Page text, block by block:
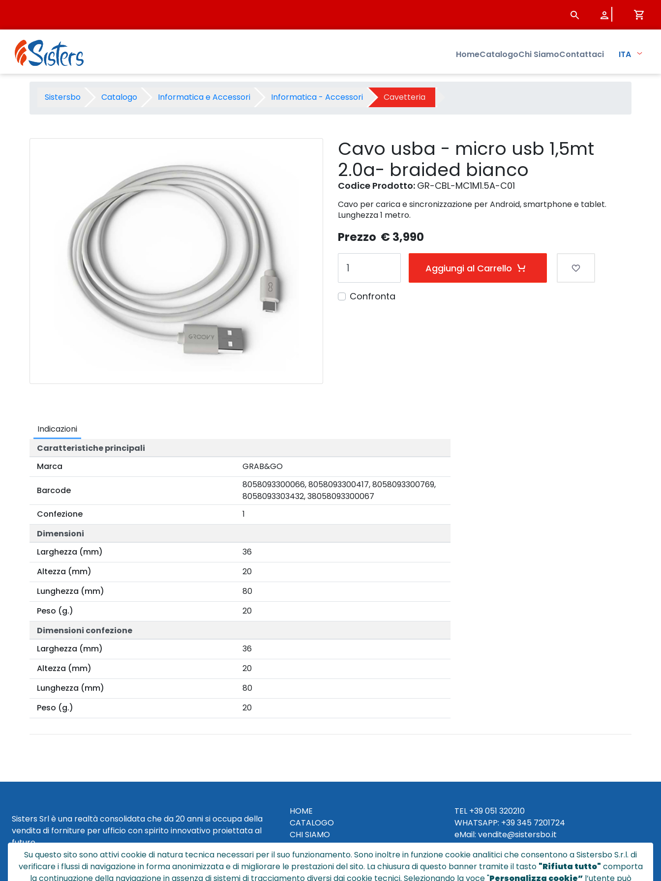
Cavo usba - micro usb 1,5mt 2.0a- braided bianco - Prodotto - Sistersbo
HomeCatalogoChi SiamoContattaci ITA
Sistersbo Catalogo Informatica e Accessori Informatica - Accessori Cavetteria
Cavo usba - micro usb 1,5mt
2.0a- braided bianco
Codice Prodotto: GR-CBL-MC1M1.5A-C01
Cavo per carica e sincronizzazione per Android, smartphone e tablet.
Lunghezza 1 metro.
Prezzo € 3,990
Aggiungi al Carrello
Confronta
Indicazioni
Caratteristiche principali
Marca
GRAB&GO
Barcode
8058093300066, 8058093300417, 8058093300769,
8058093303432, 38058093300067
Confezione
1
Dimensioni
Larghezza (mm)
36
Altezza (mm)
20
Lunghezza (mm)
80
Peso (g.)
20
Dimensioni confezione
Larghezza (mm)
36
Altezza (mm)
20
Lunghezza (mm)
80
Peso (g.)
20
Sisters Srl è una realtà consolidata che da 20 anni si occupa della
vendita di forniture per ufficio con spirito innovativo proiettata al
futuro.
Sisters Srl | Sede Legale
Via Cesare Battisti 29
HOME
CATALOGO
CHI SIAMO
NEWS
CONTATTACI
CONDIZIONI DI VENDITA
TEL +39 051 320210
WHATSAPP: +39345 7201724
eMail: vendite@sistersbo.it
Orari Uffici:
Lun - Ven: 08:30 - 18:00
Su questo sito sono attivi cookie di natura tecnica necessari per il suo funzionamento. Sono inoltre in funzione cookie analitici che consentono a Sistersbo S.r.l. di
verificare i flussi di navigazione in forma anonimizzata e di migliorare le prestazioni del sito. La chiusura di questo banner tramite il tasto "Rifiuta tutto" comporta
la continuazione della navigazione in assenza di sistemi di tracciamento diversi dai cookie tecnici. Selezionando la voce "Personalizza cookie”l’utente può